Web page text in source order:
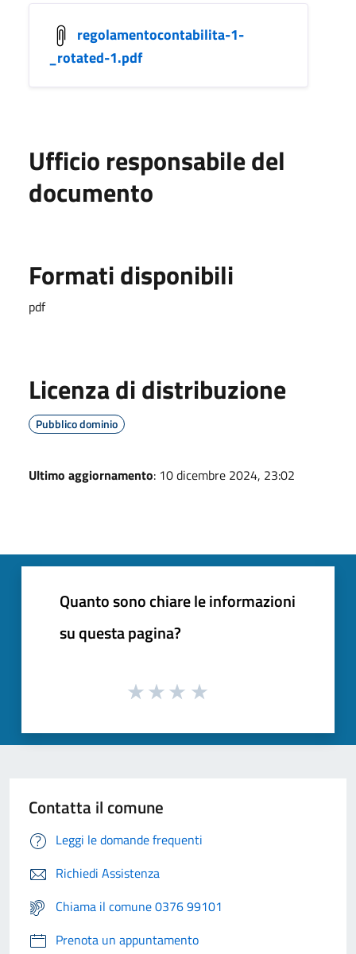
regolamentocontabilita-1-
_rotated-1.pdf
Ufficio responsabile del
documento
Formati disponibili
pdf
Licenza di distribuzione
Pubblico dominio
Ultimo aggiornamento: 10 dicembre 2024, 23:02
Quanto sono chiare le informazioni
su questa pagina?
Contatta il comune
Leggi le domande frequenti
Richiedi Assistenza
Chiama il comune 0376 99101
Prenota un appuntamento